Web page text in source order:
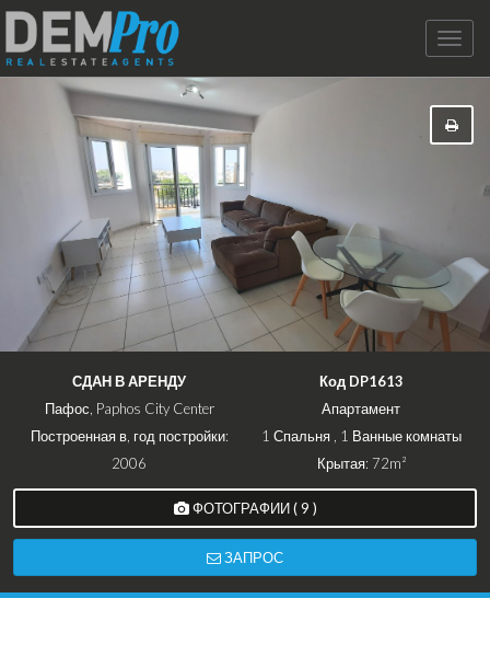
Toggle
СДАН В АРЕНДУ
Код DP1613
Пафос, Paphos City Center
Апартамент
Построенная в, год постройки:
2006
1 Спальня , 1 Ванные комнаты
Крытая: 72m²
ФОТОГРАФИИ ( 9 )
ЗАПРОС